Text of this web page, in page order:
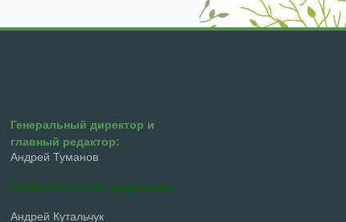
Генеральный директор и
главный редактор:
Андрей Туманов
Заместитель ген. директора
Андрей Кутальчук